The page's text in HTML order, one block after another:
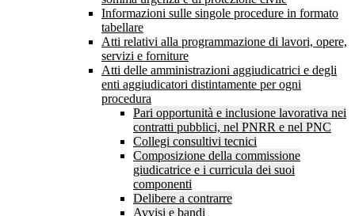
Informazioni sulle singole procedure in formato
tabellare
Atti relativi alla programmazione di lavori, opere,
servizi e forniture
Atti delle amministrazioni aggiudicatrici e degli
enti aggiudicatori distintamente per ogni
procedura
Pari opportunità e inclusione lavorativa nei
contratti pubblici, nel PNRR e nel PNC
Collegi consultivi tecnici
Composizione della commissione
giudicatrice e i curricula dei suoi
componenti
Delibere a contrarre
Avvisi e bandi